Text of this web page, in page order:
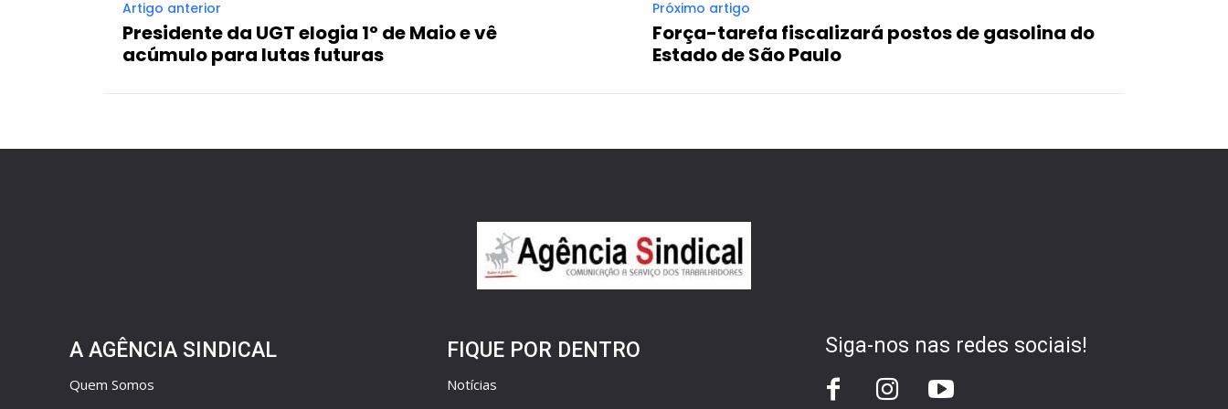
Artigo anterior
Presidente da UGT elogia 1º de Maio e vê
acúmulo para lutas futuras
Próximo artigo
Força-tarefa fiscalizará postos de gasolina do
Estado de São Paulo
A AGÊNCIA SINDICAL
Quem Somos
FIQUE POR DENTRO
Notícias
Siga-nos nas redes sociais!